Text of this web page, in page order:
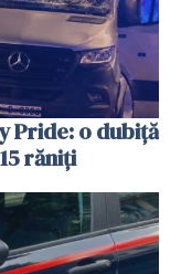
Pride: o dubiță
răniți